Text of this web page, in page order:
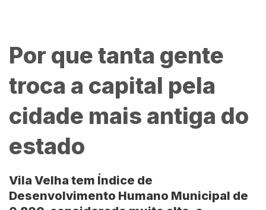
Por que tanta gente
troca a capital pela
cidade mais antiga do
estado
Vila Velha tem Índice de
Desenvolvimento Humano Municipal de